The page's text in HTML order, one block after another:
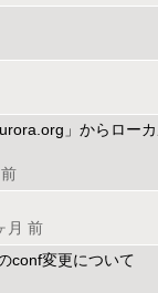
」からロー
月 前
conf変更について